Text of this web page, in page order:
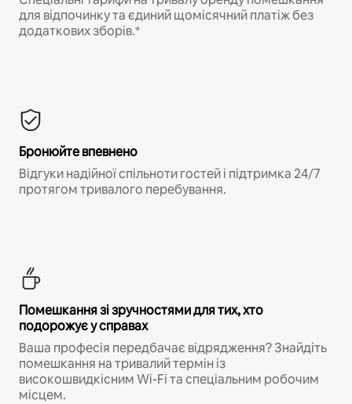
для відпочинку та єдиний щомісячний платіж без
додаткових зборів.*
Бронюйте впевнено
Відгуки надійної спільноти гостей і підтримка 24/7
протягом тривалого перебування.
Помешкання зі зручностями для тих, хто
подорожує у справах
Ваша професія передбачає відрядження? Знайдіть
помешкання на тривалий термін із
високошвидкісним Wi-Fi та спеціальним робочим
місцем.